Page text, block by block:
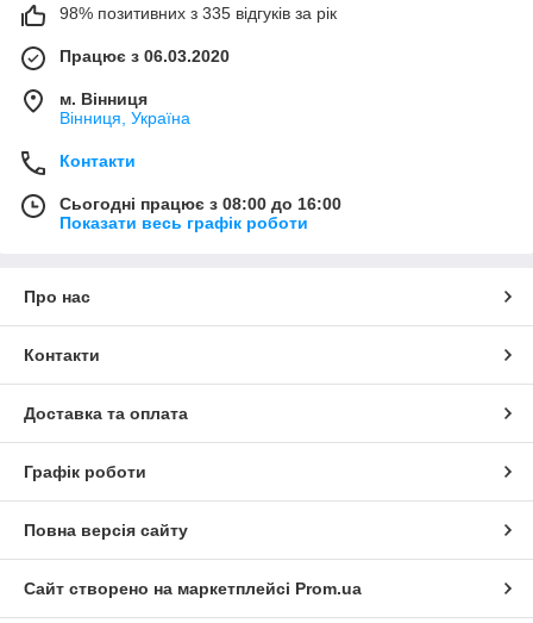
98% позитивних з 335 відгуків за рік
Працює з 06.03.2020
м. Вінниця
Вінниця, Україна
Контакти
Сьогодні працює з 08:00 до 16:00
Показати весь графік роботи
Про нас
Контакти
Доставка та оплата
Графік роботи
Повна версія сайту
Сайт створено на маркетплейсі Prom.ua